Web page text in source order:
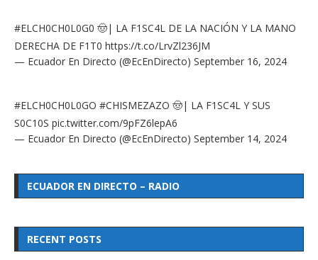
#ELCH0CH0L0G0 🤠| LA F1SC4L DE LA NACIÓN Y LA MANO
DERECHA DE F1T0 https://t.co/LrvZl236JM
— Ecuador En Directo (@EcEnDirecto) September 16, 2024
#ELCH0CH0L0GO #CHISMEZAZO 🤠| LA F1SC4L Y SUS
S0C10S pic.twitter.com/9pFZ6lepA6
— Ecuador En Directo (@EcEnDirecto) September 14, 2024
ECUADOR EN DIRECTO – RADIO
RECENT POSTS